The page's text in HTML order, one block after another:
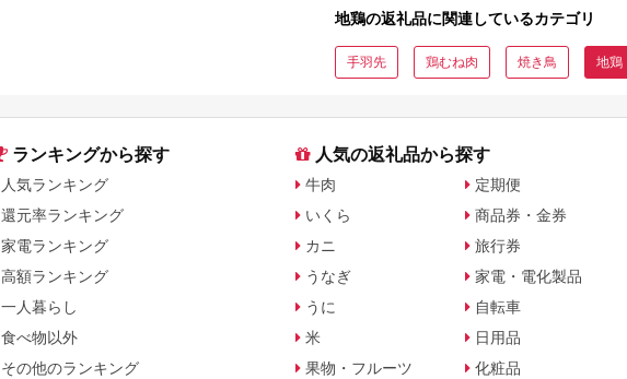
地鶏の返礼品に関連しているカテゴリ
手羽先 鶏むね肉 焼き鳥 地鶏
ランキングから探す
人気ランキング
還元率ランキング
家電ランキング
高額ランキング
一人暮らし
食べ物以外
その他のランキング
人気の返礼品から探す
牛肉
いくら
カニ
うなぎ
うに
米
果物・フルーツ
定期便
商品券・金券
旅行券
家電・電化製品
自転車
日用品
化粧品